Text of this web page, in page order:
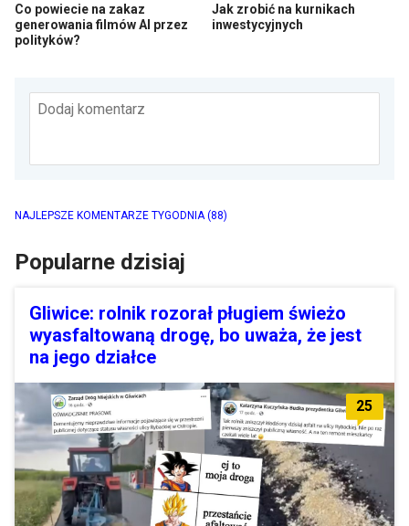
Co powiecie na zakaz
generowania filmów AI przez
polityków?
Jak zrobić na kurnikach
inwestycyjnych
Dodaj komentarz
NAJLEPSZE KOMENTARZE TYGODNIA(88)
Popularne dzisiaj
Gliwice: rolnik rozorał pługiem świeżo
wyasfaltowaną drogę, bo uważa, że jest
na jego działce
25